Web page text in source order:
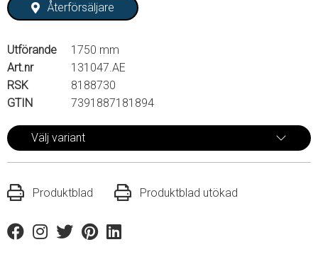
Återförsäljare
Utförande
1750 mm
Art.nr
131047.AE
RSK
8188730
GTIN
7391887181894
Välj variant
Produktblad Produktblad utökad
FacebookInstagram
TwitterPinterestLinkedin